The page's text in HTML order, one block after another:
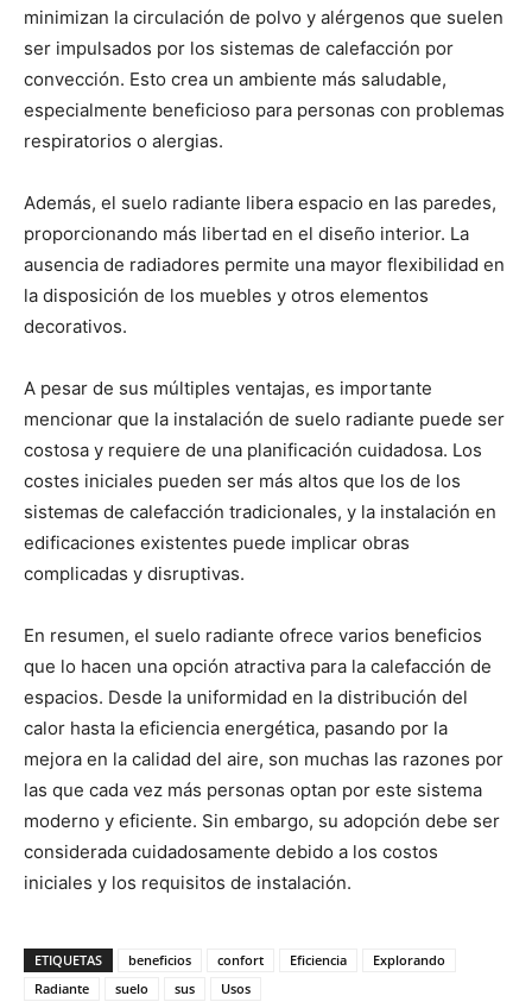
minimizan la circulación de polvo y alérgenos que suelen
ser impulsados por los sistemas de calefacción por
convección. Esto crea un ambiente más saludable,
especialmente beneficioso para personas con problemas
respiratorios o alergias.
Además, el suelo radiante libera espacio en las paredes,
proporcionando más libertad en el diseño interior. La
ausencia de radiadores permite una mayor flexibilidad en
la disposición de los muebles y otros elementos
decorativos.
A pesar de sus múltiples ventajas, es importante
mencionar que la instalación de suelo radiante puede ser
costosa y requiere de una planificación cuidadosa. Los
costes iniciales pueden ser más altos que los de los
sistemas de calefacción tradicionales, y la instalación en
edificaciones existentes puede implicar obras
complicadas y disruptivas.
En resumen, el suelo radiante ofrece varios beneficios
que lo hacen una opción atractiva para la calefacción de
espacios. Desde la uniformidad en la distribución del
calor hasta la eficiencia energética, pasando por la
mejora en la calidad del aire, son muchas las razones por
las que cada vez más personas optan por este sistema
moderno y eficiente. Sin embargo, su adopción debe ser
considerada cuidadosamente debido a los costos
iniciales y los requisitos de instalación.
ETIQUETAS beneficios confort Eficiencia
Explorando
Radiante
suelo sus Usos